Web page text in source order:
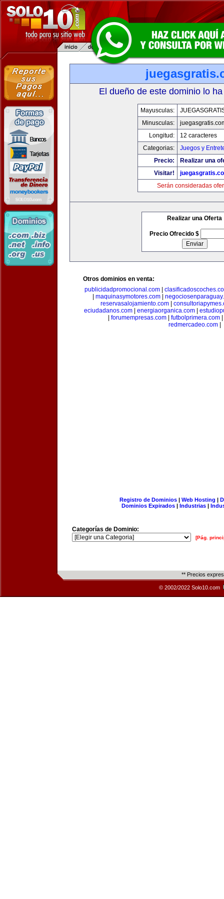
El dueño de este dominio lo
Mayusculas:
Minusculas:
Longitud:
12 caracteres
Categorias:
Juegos y
Precio:
Realizar una
Visitar!
Serán consideradas
Realizar una Oferta
Precio Ofrecido $
Otros dominios en venta:
publicidadpromocional.com|
maquinasymotores.com|
reservasalojamiento.com
eciudadanos.com| energiaorganica.com|
forumempresas.com futbolprimera.com
redmercadeo.com|
Registro de Dominios| Web Hosting |
Dominios Expirados | Industrias |
Categorías de Dominio:
[Pág.
** Precios
© 2002/2022 Solo10.com